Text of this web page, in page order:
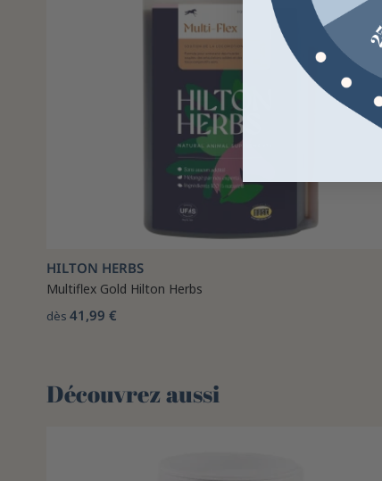
HILTON HERBS
Multiflex Gold Hilton Herbs
dès41,99 €
Découvrez aussi 🌻